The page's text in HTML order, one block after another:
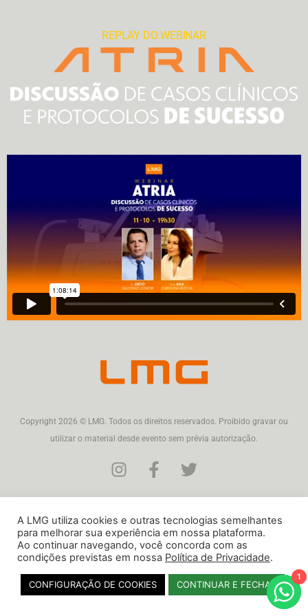
REPLAY DO WEBINAR
Copyright 2026 © LMG. Todos os direitos reservados. Proibido gravar ou
utilizar o material desde evento sem prévia autorização.
A LMG utiliza cookies e outras tecnologias semelhantes
para melhorar sua experiência em nossa plataforma.
Ao continuar navegando, você concorda com as
condições previstas em nossa Política de Privacidade.
CONFIGURAÇÃO DE COOKIES CONTINUAR E FECHAR
1